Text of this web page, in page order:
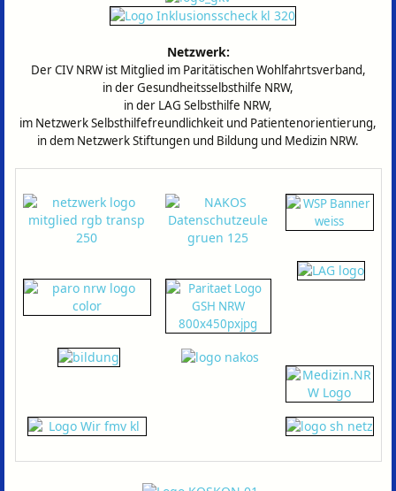
Netzwerk:
Der CIV NRW ist Mitglied im Paritätischen Wohlfahrtsverband,
in der Gesundheitsselbsthilfe NRW,
in der LAG Selbsthilfe NRW,
im Netzwerk Selbsthilfefreundlichkeit und Patientenorientierung,
in dem Netzwerk Stiftungen und Bildung und Medizin NRW.